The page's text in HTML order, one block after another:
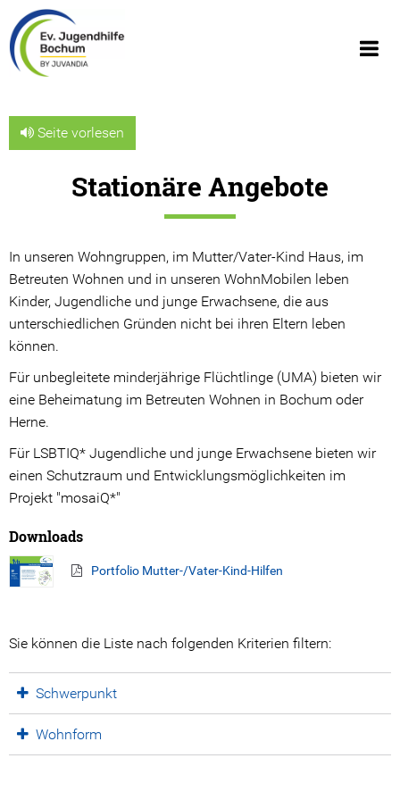
Über uns
Geschäftsberichte
Organigramm
Geschichte
JUVANDIA - der Diakonieverbund e.V.
Kooperations Gremien
Angebote
Beratungsangebote
Ansprechpartner*innen
Seite vorlesen
Stationäre Angebote
In unseren Wohngruppen, im Mutter/Vater-Kind Haus, im
Betreuten Wohnen und in unseren WohnMobilen leben
Kinder, Jugendliche und junge Erwachsene, die aus
unterschiedlichen Gründen nicht bei ihren Eltern leben
können.
Für unbegleitete minderjährige Flüchtlinge (UMA) bieten wir
eine Beheimatung im Betreuten Wohnen in Bochum oder
Herne.
Für LSBTIQ* Jugendliche und junge Erwachsene bieten wir
einen Schutzraum und Entwicklungsmöglichkeiten im
Projekt "mosaiQ*"
Downloads
Portfolio Mutter-/Vater-Kind-Hilfen
Sie können die Liste nach folgenden Kriterien filtern:
Schwerpunkt
Wohnform